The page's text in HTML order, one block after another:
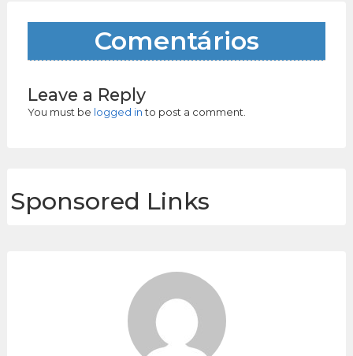
Comentários
Leave a Reply
You must be logged into post a comment.
Sponsored Links